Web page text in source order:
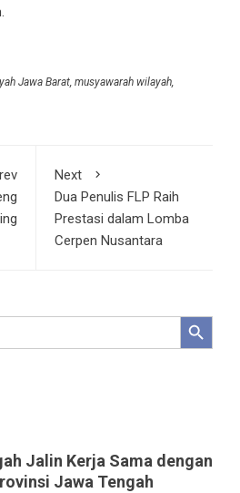
Jawa Barat, musyawarah wilayah,
Next
Dua Penulis FLP Raih
Prestasi dalam Lomba
Cerpen Nusantara
Search Button
Jalin Kerja Sama dengan
Jawa Tengah